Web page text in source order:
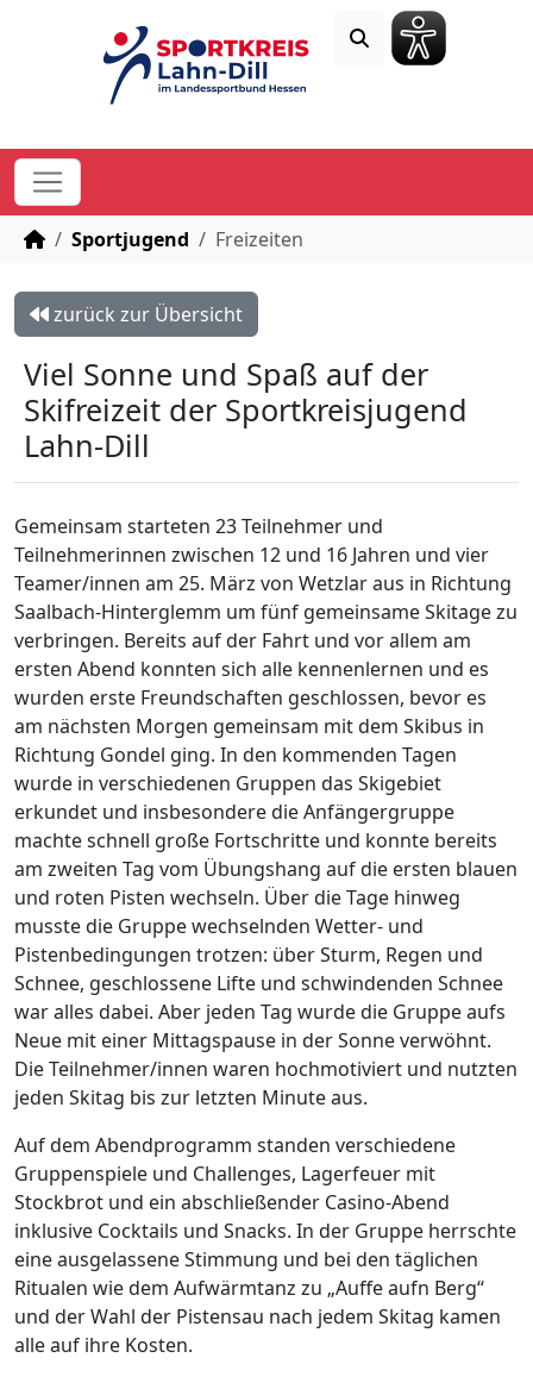
STARTSEITE
Sportjugend Freizeiten
zurück zur Übersicht
Viel Sonne und Spaß auf der
Skifreizeit der Sportkreisjugend
Lahn-Dill
Gemeinsam starteten 23 Teilnehmer und
Teilnehmerinnen zwischen 12 und 16 Jahren und vier
Teamer/innen am 25. März von Wetzlar aus in Richtung
Saalbach-Hinterglemm um fünf gemeinsame Skitage zu
verbringen. Bereits auf der Fahrt und vor allem am
ersten Abend konnten sich alle kennenlernen und es
wurden erste Freundschaften geschlossen, bevor es
am nächsten Morgen gemeinsam mit dem Skibus in
Richtung Gondel ging. In den kommenden Tagen
wurde in verschiedenen Gruppen das Skigebiet
erkundet und insbesondere die Anfängergruppe
machte schnell große Fortschritte und konnte bereits
am zweiten Tag vom Übungshang auf die ersten blauen
und roten Pisten wechseln. Über die Tage hinweg
musste die Gruppe wechselnden Wetter- und
Pistenbedingungen trotzen: über Sturm, Regen und
Schnee, geschlossene Lifte und schwindenden Schnee
war alles dabei. Aber jeden Tag wurde die Gruppe aufs
Neue mit einer Mittagspause in der Sonne verwöhnt.
Die Teilnehmer/innen waren hochmotiviert und nutzten
jeden Skitag bis zur letzten Minute aus.
Auf dem Abendprogramm standen verschiedene
Gruppenspiele und Challenges, Lagerfeuer mit
Stockbrot und ein abschließender Casino-Abend
inklusive Cocktails und Snacks. In der Gruppe herrschte
eine ausgelassene Stimmung und bei den täglichen
Ritualen wie dem Aufwärmtanz zu „Auffe aufn Berg“
und der Wahl der Pistensau nach jedem Skitag kamen
alle auf ihre Kosten.